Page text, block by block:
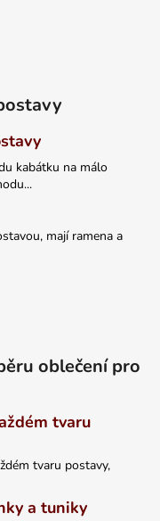
kabátku na málo
mají ramena a
oblečení pro
tvaru
tvaru postavy,
a tuniky